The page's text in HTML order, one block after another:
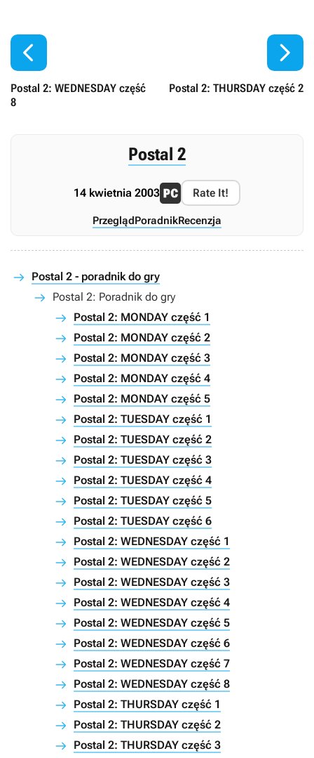

Postal 2: WEDNESDAY część
8
Postal 2: THURSDAY część 2

Postal 2
14 kwietnia 2003 Rate It!
PrzeglądPoradnikRecenzja
Postal 2 - poradnik do gry
Postal 2: Poradnik do gry
Postal 2: MONDAY część 1
Postal 2: MONDAY część 2
Postal 2: MONDAY część 3
Postal 2: MONDAY część 4
Postal 2: MONDAY część 5
Postal 2: TUESDAY część 1
Postal 2: TUESDAY część 2
Postal 2: TUESDAY część 3
Postal 2: TUESDAY część 4
Postal 2: TUESDAY część 5
Postal 2: TUESDAY część 6
Postal 2: WEDNESDAY część 1
Postal 2: WEDNESDAY część 2
Postal 2: WEDNESDAY część 3
Postal 2: WEDNESDAY część 4
Postal 2: WEDNESDAY część 5
Postal 2: WEDNESDAY część 6
Postal 2: WEDNESDAY część 7
Postal 2: WEDNESDAY część 8
Postal 2: THURSDAY część 1
Postal 2: THURSDAY część 2
Postal 2: THURSDAY część 3